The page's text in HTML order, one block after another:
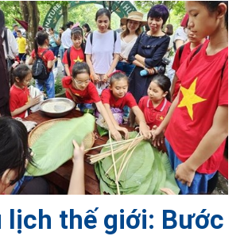
lịch thế giới: Bước